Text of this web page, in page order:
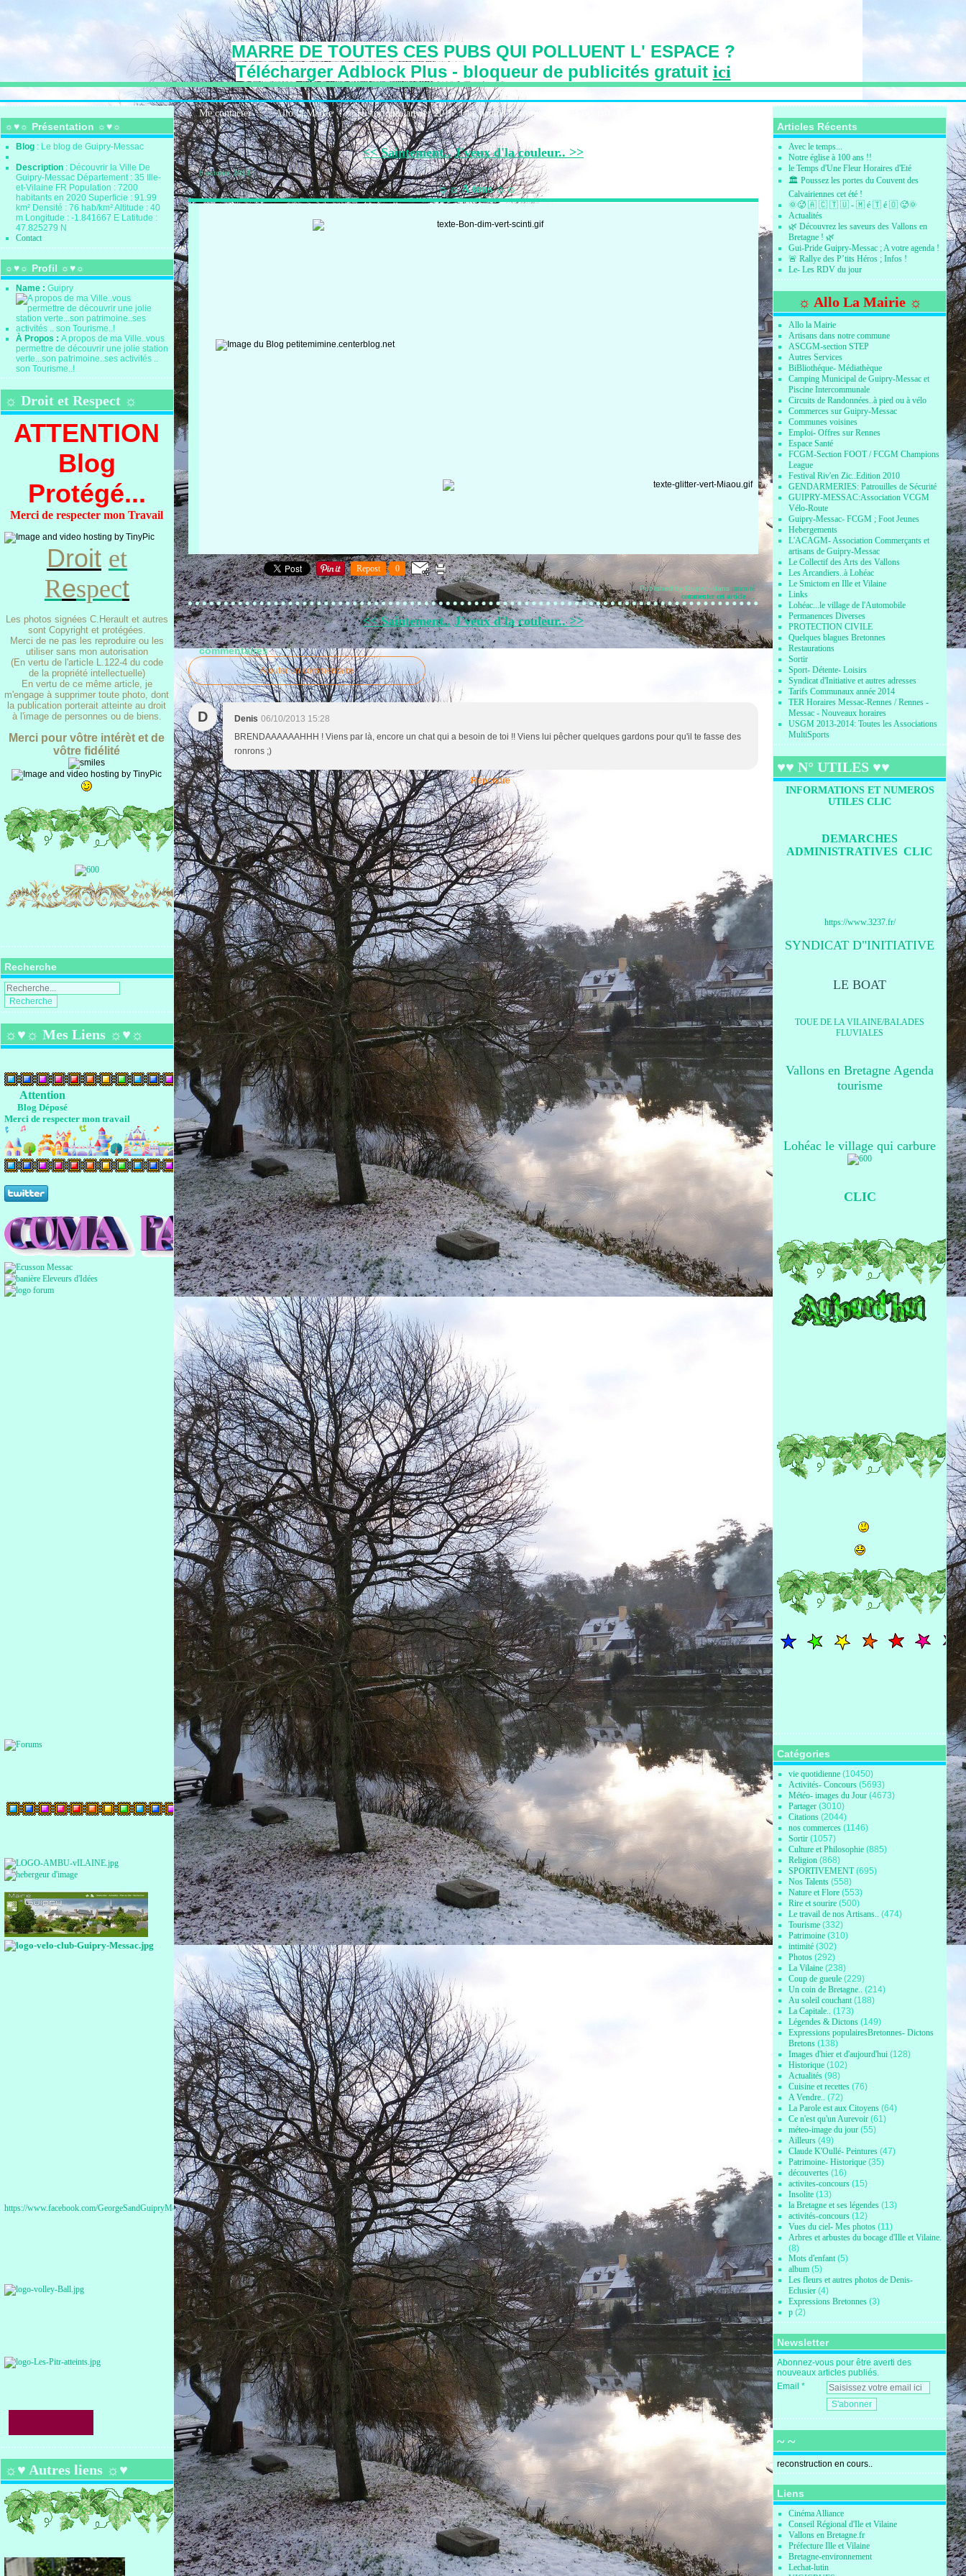
MARRE DE TOUTES CES PUBS QUI POLLUENT L' ESPACE ?
Télécharger Adblock Plus - bloqueur de publicités gratuit ici
☼♥☼ Présentation ☼♥☼
Blog : Le blog de Guipry-Messac
Description : Découvrir la Ville De
Guipry-Messac Département : 35 Ille-
et-Vilaine FR Population : 7200
habitants en 2020 Superficie : 91.99
km² Densité : 76 hab/km² Altitude : 40
m Longitude : -1.841667 E Latitude :
47.825279 N
Contact
☼♥☼ Profil ☼♥☼
Name :Guipry
À Propos :A propos de ma Ville..vous
permettre de découvrir une jolie station
verte...son patrimoine..ses activités ..
son Tourisme..!
☼ Droit et Respect ☼
ATTENTION
Blog
Protégé...
Merci de respecter mon Travail
Droit et
Respect
Les photos signées C.Herault et autres
sont Copyright et protégées.
Merci de ne pas les reproduire ou les
utiliser sans mon autorisation
(En vertu de l'article L.122-4 du code
de la propriété intellectuelle)
En vertu de ce même article, je
m'engage à supprimer toute photo, dont
la publication porterait atteinte au droit
à l'image de personnes ou de biens.
Merci pour vôtre intérèt et de
vôtre fidélité
Recherche
☼♥☼ Mes Liens ☼♥☼
Attention
Blog Déposé
Merci de respecter mon travail
https://www.facebook.com/GeorgeSandGuipryMessac
☼♥ Autres liens ☼♥
Me contacter Allo la Mairie Historique:Janvier 2016: Une page d'histoire
<< Saintement.. J'veux d'la couleur.. >>
6 octobre 2013
☼☼ A tous ☼☼
Repost 0
Published by Guipry - dansintimité
commenter cet article
<< Saintement.. J'veux d'la couleur.. >>
commentaires
Ajouter un commentaire
D Denis 06/10/2013 15:28
BRENDAAAAAAHHH ! Viens par là, encore un chat qui a besoin de toi !! Viens lui pêcher quelques gardons pour qu'il te fasse des
ronrons ;)
Répondre
Articles Récents
Avec le temps...
Notre église à 100 ans !!
le Temps d'Une Fleur Horaires d'Eté
🏛️ Poussez les portes du Couvent des
Calvairiennes cet été !
🌞🥵 🇦 🇨 🇹 🇺 - 🇲 é 🇹 é 🇴 🥵🌞
Actualités
🌿 Découvrez les saveurs des Vallons en
Bretagne ! 🌿
Gui-Pride Guipry-Messac ; A votre agenda !
🚨 Rallye des P’tits Héros ; Infos !
Le- Les RDV du jour
☼ Allo La Mairie ☼
Allo la Mairie
Artisans dans notre commune
ASCGM-section STEP
Autres Services
BiBliothéque- Médiathèque
Camping Municipal de Guipry-Messac et
Piscine Intercommunale
Circuits de Randonnées..à pied ou à vélo
Commerces sur Guipry-Messac
Communes voisines
Emploi- Offres sur Rennes
Espace Santé
FCGM-Section FOOT / FCGM Champions
League
Festival Riv'en Zic..Edition 2010
GENDARMERIES: Patrouilles de Sécurité
GUIPRY-MESSAC:Association VCGM
Vélo-Route
Guipry-Messac- FCGM ; Foot Jeunes
Hebergements
L'ACAGM- Association Commerçants et
artisans de Guipry-Messac
Le Collectif des Arts des Vallons
Les Arcandiers..à Lohéac
Le Smictom en Ille et Vilaine
Links
Lohéac...le village de l'Automobile
Permanences Diverses
PROTECTION CIVILE
Quelques blagues Bretonnes
Restaurations
Sortir
Sport- Détente- Loisirs
Syndicat d'Initiative et autres adresses
Tarifs Communaux année 2014
TER Horaires Messac-Rennes / Rennes -
Messac - Nouveaux horaires
USGM 2013-2014: Toutes les Associations
MultiSports
♥♥ N° UTILES ♥♥
INFORMATIONS ET NUMEROS
UTILES CLIC
DEMARCHES
ADMINISTRATIVES CLIC
https://www.3237.fr/
SYNDICAT D"INITIATIVE
LE BOAT
TOUE DE LA VILAINE/BALADES
FLUVIALES
Vallons en Bretagne Agenda
tourisme
Lohéac le village qui carbure
CLIC
Catégories
vie quotidienne (10450)
Activités- Concours (5693)
Météo- images du Jour (4673)
Partager (3010)
Citations (2044)
nos commerces (1146)
Sortir (1057)
Culture et Philosophie (885)
Religion (868)
SPORTIVEMENT(695)
Nos Talents (558)
Nature et Flore (553)
Rire et sourire (500)
Le travail de nos Artisans.. (474)
Tourisme (332)
Patrimoine (310)
intimité (302)
Photos (292)
La Vilaine (238)
Coup de gueule (229)
Un coin de Bretagne.. (214)
Au soleil couchant (188)
La Capitale.. (173)
Légendes & Dictons (149)
Expressions populairesBretonnes- Dictons
Bretons (138)
Images d'hier et d'aujourd'hui (128)
Historique (102)
Actualités (98)
Cuisine et recettes (76)
A Vendre.. (72)
La Parole est aux Citoyens (64)
Ce n'est qu'un Aurevoir (61)
méteo-image du jour (55)
Ailleurs (49)
Claude K'Oullé- Peintures (47)
Patrimoine- Historique (35)
découvertes (16)
activites-concours (15)
Insolite (13)
la Bretagne et ses légendes (13)
activités-concours (12)
Vues du ciel- Mes photos (11)
Arbres et arbustes du bocage d'Ille et Vilaine.
(8)
Mots d'enfant (5)
album (5)
Les fleurs et autres photos de Denis-
Eclusier (4)
Expressions Bretonnes (3)
p (2)
Newsletter
Abonnez-vous pour être averti des
nouveaux articles publiés.
Email
~ ~
reconstruction en cours..
Liens
Cinéma Alliance
Conseil Régional d'Ile et Vilaine
Vallons en Bretagne.fr
Préfecture Ille et Vilaine
Bretagne-environnement
Lechat-lutin